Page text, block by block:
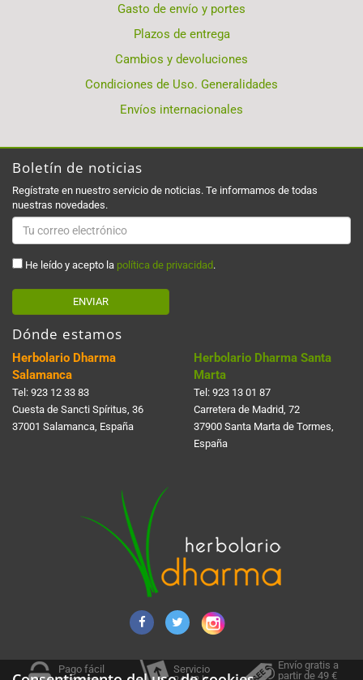
Gasto de envío y portes
Plazos de entrega
Cambios y devoluciones
Condiciones de Uso. Generalidades
Envíos internacionales
Boletín de noticias
Regístrate en nuestro servicio de noticias. Te informamos de todas
nuestras novedades.
He leído y acepto la política de privacidad .
ENVIAR
Dónde estamos
Herbolario Dharma
Salamanca
Tel: 923 12 33 83
Cuesta de Sancti Spí­ritus, 36
37001 Salamanca, España
Herbolario Dharma Santa
Marta
Tel: 923 13 01 87
Carretera de Madrid, 72
37900 Santa Marta de Tormes,
España
Pago fácil
Servicio
Envío gratis a
partir de 49 €